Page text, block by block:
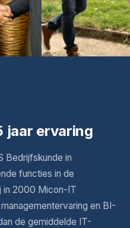
jaar ervaring
Bedrijfskunde in
functies in de
in 2000 Micon-IT
en BI-
de gemiddelde IT-